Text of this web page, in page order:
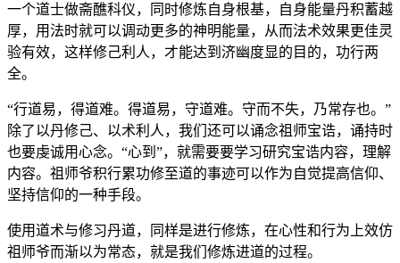
一个道士做斋醮科仪，同时修炼自身根基，自身能量丹积蓄越
厚，用法时就可以调动更多的神明能量，从而法术效果更佳灵
验有效，这样修己利人，才能达到济幽度显的目的，功行两
全。
“行道易，得道难。得道易，守道难。守而不失，乃常存也。”
除了以丹修己、以术利人，我们还可以诵念祖师宝诰，诵持时
也要虔诚用心念。“心到”，就需要要学习研究宝诰内容，理解
内容。祖师爷积行累功修至道的事迹可以作为自觉提高信仰、
坚持信仰的一种手段。
使用道术与修习丹道，同样是进行修炼，在心性和行为上效仿
祖师爷而渐以为常态，就是我们修炼进道的过程。